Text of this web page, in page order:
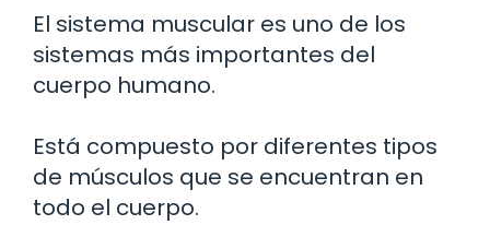
El sistema muscular es uno de los
sistemas más importantes del
cuerpo humano.
Está compuesto por diferentes tipos
de músculos que se encuentran en
todo el cuerpo.